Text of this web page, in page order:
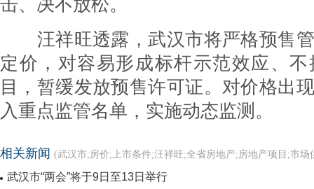
击、决不放松。
汪祥旺透露，武汉市将严格预售管
定价，对容易形成标杆示范效应、
目，暂缓发放预售许可证。对价格出
入重点监管名单，实施动态监测。
相关新闻 (武汉市;房价;上市条件;汪祥旺;全省房地产;房地产项目;市
报)武汉市“两会”将于9日至13日举行